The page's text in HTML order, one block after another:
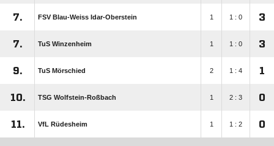
7. FSV Blau-Weiss Idar-Oberstein 1 1 : 0 3
7. TuS Winzenheim 1 1 : 0 3
9. TuS Mörschied 2 1 : 4 1
10. TSG Wolfstein-Roßbach 1 2 : 3 0
11. VfL Rüdesheim 1 1 : 2 0